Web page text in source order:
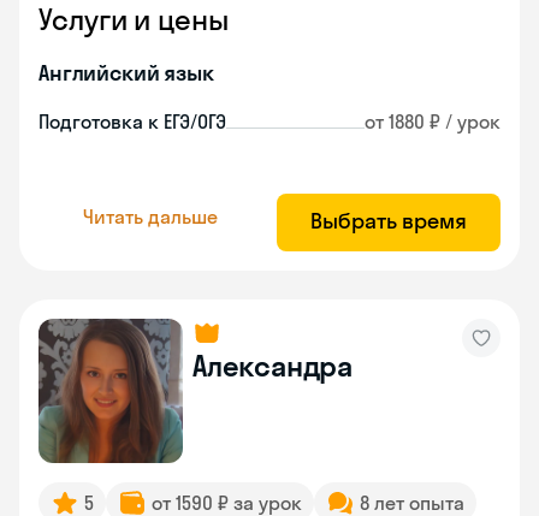
Услуги и цены
Английский язык
Подготовка к ЕГЭ/ОГЭ от 1880 ₽ / урок
Читать дальше Выбрать время
Александра
5 от 1590 ₽ за урок 8 лет опыта